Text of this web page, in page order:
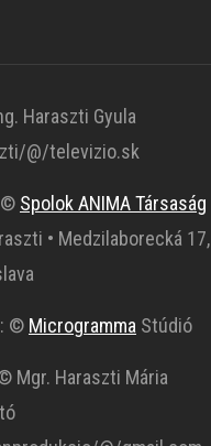
Haraszti Gyula
@/televizio.sk
© Spolok ANIMA Társaság
• Medzilaborecká 17,
© MicrogrammaStúdió
Mgr. Haraszti Mária